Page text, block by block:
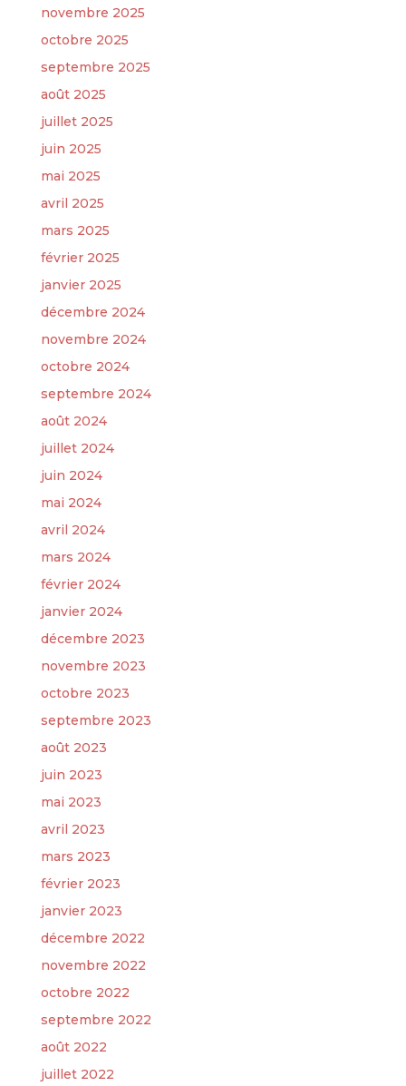
novembre 2025
octobre 2025
septembre 2025
août 2025
juillet 2025
juin 2025
mai 2025
avril 2025
mars 2025
février 2025
janvier 2025
décembre 2024
novembre 2024
octobre 2024
septembre 2024
août 2024
juillet 2024
juin 2024
mai 2024
avril 2024
mars 2024
février 2024
janvier 2024
décembre 2023
novembre 2023
octobre 2023
septembre 2023
août 2023
juin 2023
mai 2023
avril 2023
mars 2023
février 2023
janvier 2023
décembre 2022
novembre 2022
octobre 2022
septembre 2022
août 2022
juillet 2022